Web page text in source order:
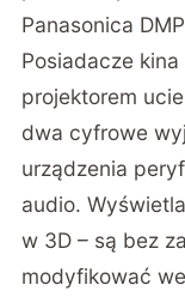
Panasonica
Posiadacze
projektorem
dwa cyfrowe
urządzenia
audio.
w 3D – są bez
modyfikować